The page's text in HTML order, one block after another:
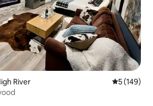
River Note
5 (149)